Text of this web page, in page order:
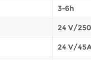
3-6h
24 V/
24 V/